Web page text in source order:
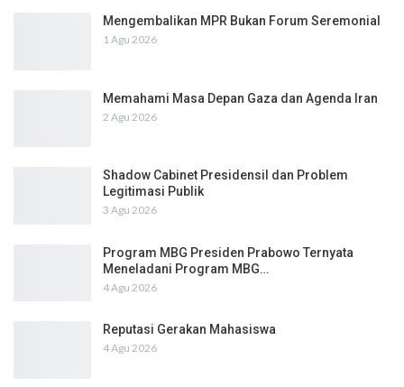
Mengembalikan MPR Bukan Forum Seremonial
1 Agu 2026
Memahami Masa Depan Gaza dan Agenda Iran
2 Agu 2026
Shadow Cabinet Presidensil dan Problem
Legitimasi Publik
3 Agu 2026
Program MBG Presiden Prabowo Ternyata
Meneladani Program MBG…
4 Agu 2026
Reputasi Gerakan Mahasiswa
4 Agu 2026